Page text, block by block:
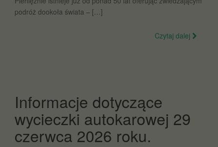
podróż dookoła świata – […]
Czytaj dalej
Informacje dotyczące
wycieczki autokarowej 29
czerwca 2026 roku.